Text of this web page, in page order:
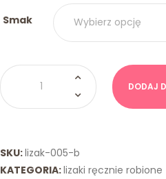
Smak
ilość
Lizak
Biały
Zielony
DODAJ
SKU:lizak-005-b
KATEGORIA:lizaki ręcznie robione